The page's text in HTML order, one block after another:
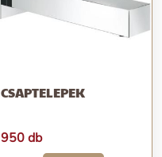
CSAPTELEPEK
950 db